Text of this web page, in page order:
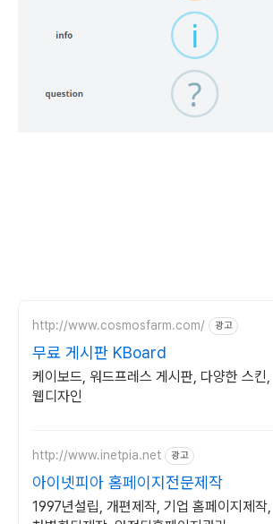
http://www.cosmosfarm.com/ 광고
무료 게시판 KBoard
케이보드, 워드프레스 게시판, 다양한 스킨,
웹디자인
http://www.inetpia.net 광고
아이넷피아 홈페이지전문제작
1997년설립, 개편제작, 기업 홈페이지제작,